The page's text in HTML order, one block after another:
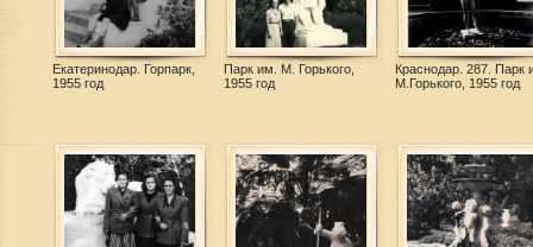
Екатеринодар. Горпарк,
1955 год
Парк им. М. Горького,
1955 год
Краснодар. 287. Парк
М.Горького, 1955 год